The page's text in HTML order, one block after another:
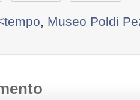
Museo Poldi